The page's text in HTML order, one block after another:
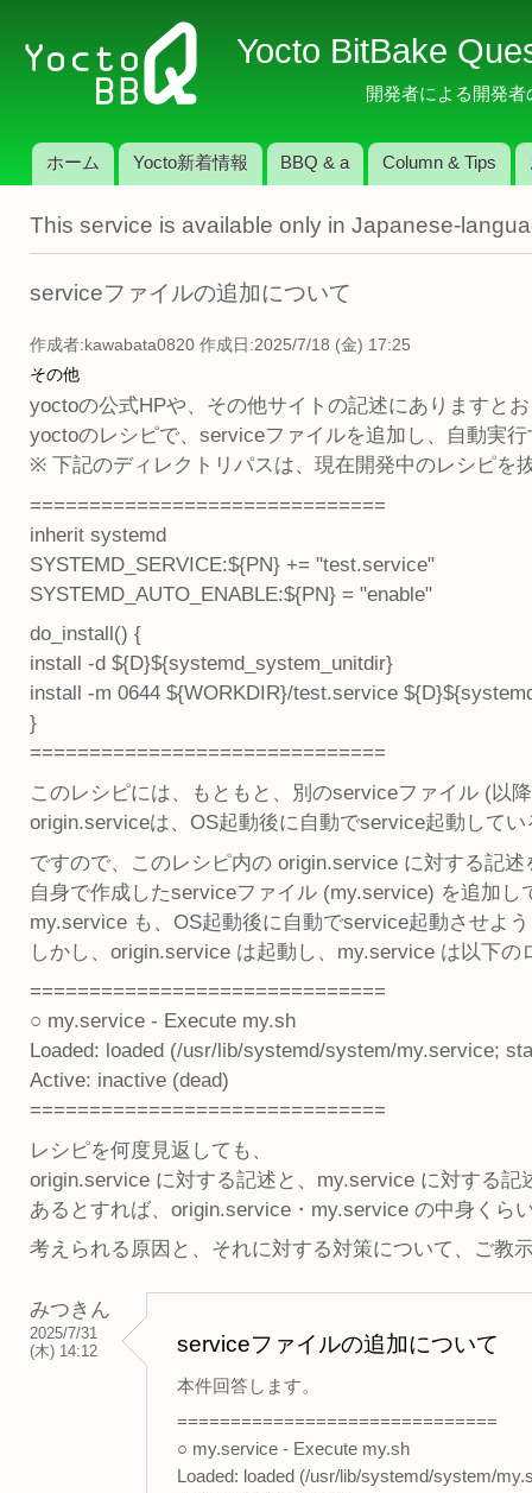
イ
コ
テ
ツ
に
Yocto BitBake
開発者による開発
メインメニュー
ホーム Yocto新着情報 BBQ & a Column & Tips
This service is available only in Japanese-
serviceファイルの追加について
作成者: kawabata0820 作成日:2025/7/18 (金) 17:25
その他
yoctoの公式HPや、その他サイトの記述にありますと
yoctoのレシピで、serviceファイルを追加し、自動実
※ 下記のディレクトリパスは、現在開発中のレシピを
==============================
inherit systemd
SYSTEMD_SERVICE:${PN} += "test.service"
SYSTEMD_AUTO_ENABLE:${PN} = "enable"
do_install() {
install -d ${D}${systemd_system_unitdir}
install -m 0644 ${WORKDIR}/test.service
}
==============================
このレシピには、もともと、別のserviceファイル (以
origin.serviceは、OS起動後に自動でservice起動して
ですので、このレシピ内の origin.service に対する記述
自身で作成したserviceファイル (my.service) を追加し
my.service も、OS起動後に自動でservice起動させよ
しかし、origin.service は起動し、my.service は以下の
==============================
○ my.service - Execute my.sh
Loaded: loaded (/usr/lib/systemd/system/my.service;
Active: inactive (dead)
==============================
レシピを何度見返しても、
origin.service に対する記述と、my.service に対する記
あるとすれば、origin.service・my.service の中身くら
考えられる原因と、それに対する対策について、ご教
みつきん
2025/7/31
(木) 14:12
serviceファイルの追加について
本件回答します。
==============================
○ my.service - Execute my.sh
Loaded: loaded (/usr/lib/systemd/system/